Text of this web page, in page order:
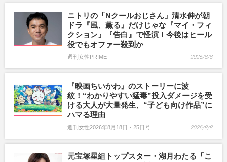
ニトリの「Nクールおじさん」清水伸が朝
ドラ『風、薫る』だけじゃな『マイ・フィ
クション』『告白』で怪演！今後はヒール
役でもオファー殺到か
週刊女性PRIME 2026/8/8
『映画ちいかわ』のストーリーに波
紋！“わかりやすい猛毒”投入ダメージを受
ける大人が大量発生、“子ども向け作品”に
ハマる理由
週刊女性2026年8月18日・25日号 2026/8/8
元宝塚星組トップスター・湖月わたる「こ